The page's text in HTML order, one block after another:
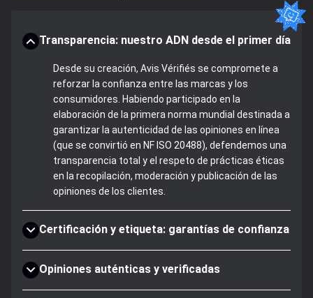
Transparencia: nuestro ADN desde el primer día
Desde su creación, Avis Vérifiés se compromete a
reforzar la confianza entre las marcas y los
consumidores. Habiendo participado en la
elaboración de la primera norma mundial destinada a
garantizar la autenticidad de las opiniones en línea
(que se convirtió en NF ISO 20488), defendemos una
transparencia total y el respeto de prácticas éticas
en la recopilación, moderación y publicación de las
opiniones de los clientes.
Certificación y etiqueta: garantías de confianza
Opiniones auténticas y verificadas